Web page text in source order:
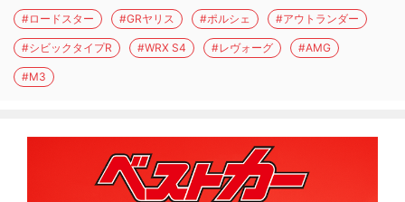
#ロードスター #GRヤリス #ポルシェ #アウトランダー
#シビックタイプR #WRX S4 #レヴォーグ #AMG
#M3